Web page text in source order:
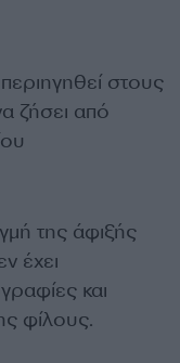
στους
ζήσει από
της άφιξής
έχει
και
φίλους.